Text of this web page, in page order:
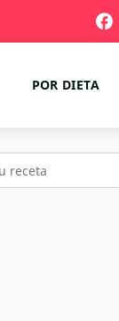
POR DIETA